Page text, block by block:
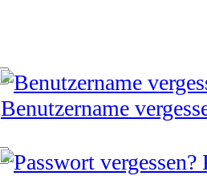
Benutzername